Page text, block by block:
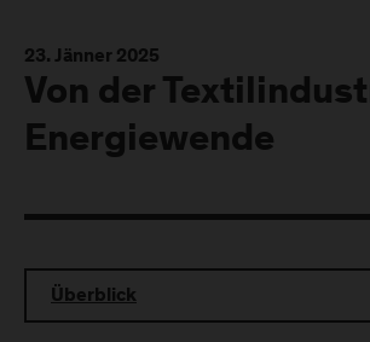
23. Jänner 2025
Von der
Energiewende
Überblick